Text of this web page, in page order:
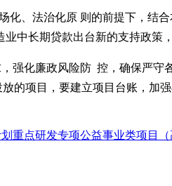
、法治化原 则的前提下，结
中长期贷款出台新的支持政策
强化廉政风险防 控，确保严守
的项目，要建立项目台账，加
重点研发专项公益事业类项目